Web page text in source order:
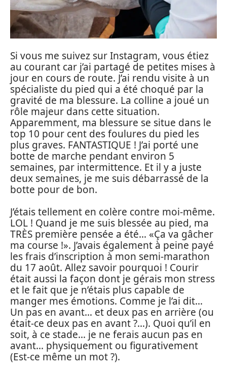
Si vous me suivez sur Instagram, vous étiez
au courant car j’ai partagé de petites mises à
jour en cours de route. J’ai rendu visite à un
spécialiste du pied qui a été choqué par la
gravité de ma blessure. La colline a joué un
rôle majeur dans cette situation.
Apparemment, ma blessure se situe dans le
top 10 pour cent des foulures du pied les
plus graves. FANTASTIQUE ! J’ai porté une
botte de marche pendant environ 5
semaines, par intermittence. Et il y a juste
deux semaines, je me suis débarrassé de la
botte pour de bon.
J’étais tellement en colère contre moi-même.
LOL ! Quand je me suis blessée au pied, ma
TRÈS première pensée a été… «Ça va gâcher
ma course !». J’avais également à peine payé
les frais d’inscription à mon semi-marathon
du 17 août. Allez savoir pourquoi ! Courir
était aussi la façon dont je gérais mon stress
et le fait que je n’étais plus capable de
manger mes émotions. Comme je l’ai dit…
Un pas en avant… et deux pas en arrière (ou
était-ce deux pas en avant ?…). Quoi qu’il en
soit, à ce stade… je ne ferais aucun pas en
avant… physiquement ou figurativement
(Est-ce même un mot ?).